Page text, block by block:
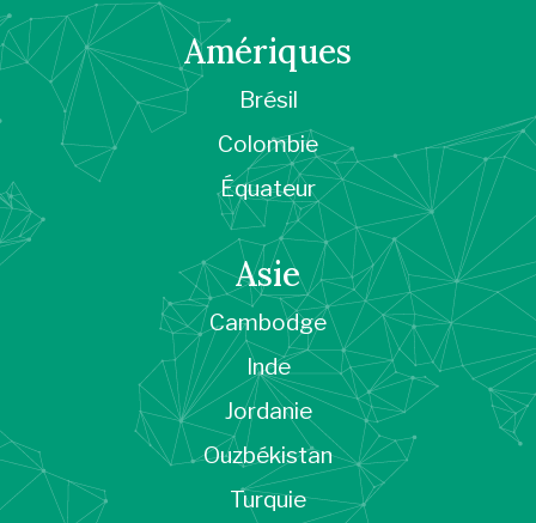
Amériques
Brésil
Colombie
Équateur
Asie
Cambodge
Inde
Jordanie
Ouzbékistan
Turquie